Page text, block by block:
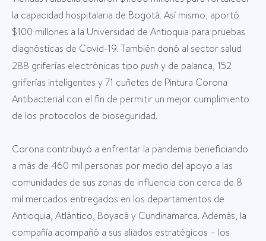
la capacidad hospitalaria de Bogotá. Así mismo, aportó
$100 millones a la Universidad de Antioquia para pruebas
diagnósticas de Covid-19. También donó al sector salud
288 griferías electrónicas tipo push y de palanca, 152
griferías inteligentes y 71 cuñetes de Pintura Corona
Antibacterial con el fin de permitir un mejor cumplimiento
de los protocolos de bioseguridad.
Corona contribuyó a enfrentar la pandemia beneficiando
a más de 460 mil personas por medio del apoyo a las
comunidades de sus zonas de influencia con cerca de 8
mil mercados entregados en los departamentos de
Antioquia, Atlántico, Boyacá y Cundinamarca. Además, la
compañía acompañó a sus aliados estratégicos – los